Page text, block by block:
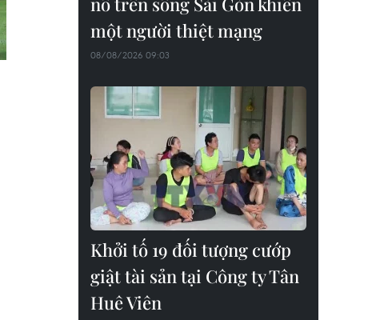
một người thiệt mạng
08/08/2026 09:03
Khởi tố 19 đối tượng cướp
giật tài sản tại Công ty Tân
Huê Viên